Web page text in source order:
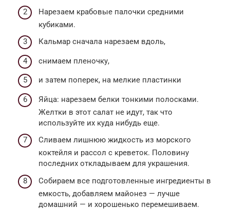
Нарезаем крабовые палочки средними
кубиками.
Кальмар сначала нарезаем вдоль,
снимаем пленочку,
и затем поперек, на мелкие пластинки
Яйца: нарезаем белки тонкими полосками.
Желтки в этот салат не идут, так что
используйте их куда нибудь еще.
Сливаем лишнюю жидкость из морского
коктейля и рассол с креветок. Половину
последних откладываем для украшения.
Собираем все подготовленные ингредиенты в
емкость, добавляем майонез — лучше
домашний — и хорошенько перемешиваем.